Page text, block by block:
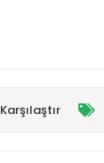
Karşılaştır